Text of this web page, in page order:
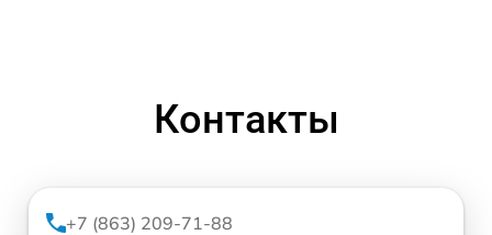
Контакты
+7 (863) 209-71-88